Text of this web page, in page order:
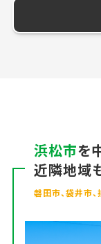
浜松市を
近隣地域
磐田市、袋井市